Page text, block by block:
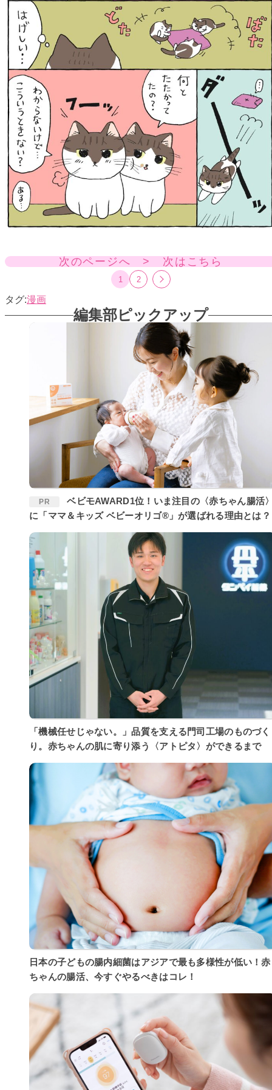
次のページへ > 次はこちら
1 2
漫画
編集部ピックアップ
PR
ベビモAWARD1位！いま注目の〈赤ちゃん腸活〉
に「ママ＆キッズ ベビーオリゴ®」が選ばれる理由とは？
「機械任せじゃない。」品質を支える門司工場のものづく
り。赤ちゃんの肌に寄り添う〈アトピタ〉ができるまで
日本の子どもの腸内細菌はアジアで最も多様性が低い！赤
ちゃんの腸活、今すぐやるべきはコレ！